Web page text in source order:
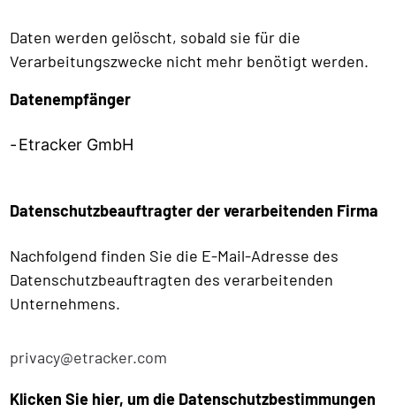
Daten werden gelöscht, sobald sie für die
Verarbeitungszwecke nicht mehr benötigt werden.
Datenempfänger
Etracker GmbH
Datenschutzbeauftragter der verarbeitenden Firma
Nachfolgend finden Sie die E-Mail-Adresse des
Datenschutzbeauftragten des verarbeitenden
Unternehmens.
privacy@etracker.com
Klicken Sie hier, um die Datenschutzbestimmungen